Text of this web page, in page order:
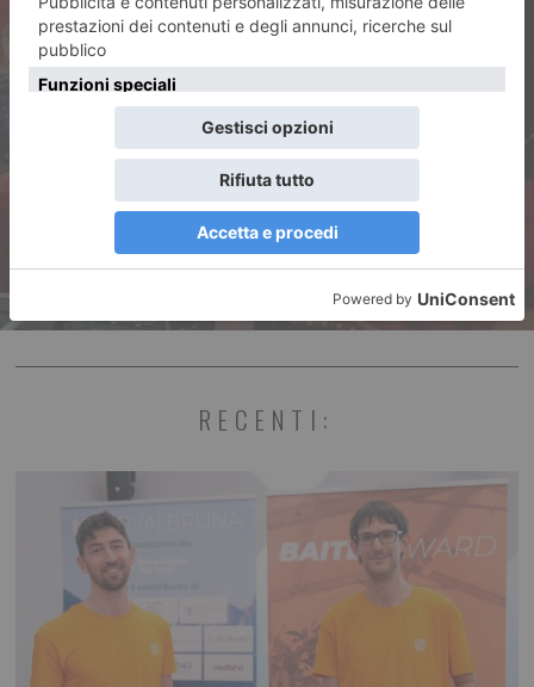
Al via la Settimana europea
della mobilità sostenibile
RECENTI: